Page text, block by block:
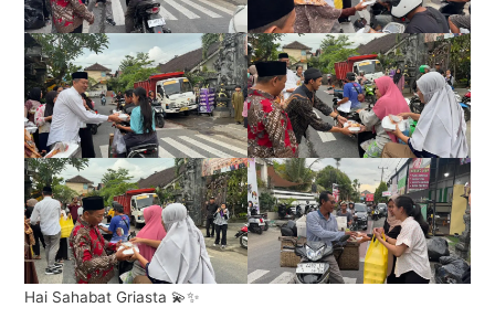
Hai Sahabat Griasta 💫✨